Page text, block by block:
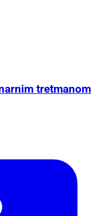
tretmanom